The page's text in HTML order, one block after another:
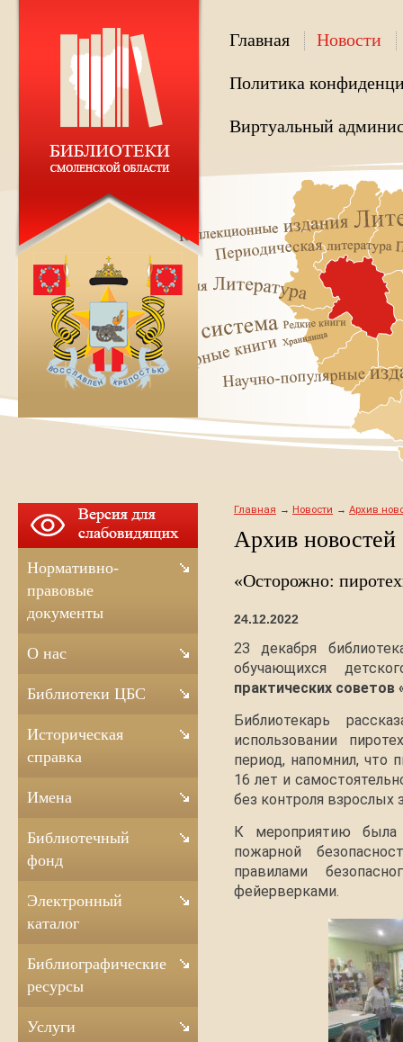
Главная Новости
Политика
Виртуальный
Главная Новости Архив
Архив новостей
«Осторожно:
24.12.2022
23 декабря
обучающихся
практических
Библиотекарь
использовании
период, напомнил, что
16 лет и
без контроля взрослых
К мероприятию была
пожарной
правилами
фейерверками.
Нормативно-
правовые
документы
О нас
Библиотеки ЦБС
Историческая
справка
Имена
Библиотечный
фонд
Электронный
каталог
Библиографические
ресурсы
Услуги